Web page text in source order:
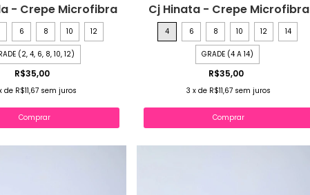
- Crepe Microfibra
6 8 10 12
(2, 4, 6, 8, 10, 12)
R$35,00
de R$11,67 sem juros
Comprar
Cj Hinata - Crepe Microfibra
4 6 8 10 12 14
GRADE (4 A 14)
R$35,00
3 xde R$11,67 sem juros
Comprar